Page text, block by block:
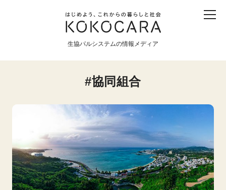
生協パルシステムの情報メディア
産直 食育 食べる 震災
生協の宅配パルシステム
協同組合